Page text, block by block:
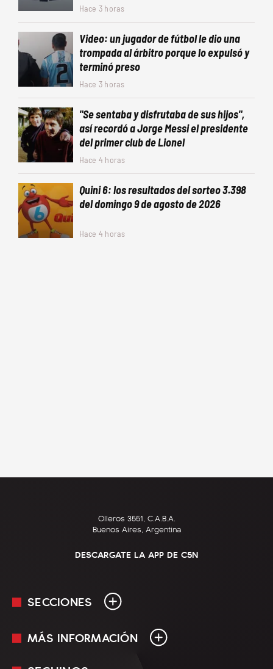
Hace 3 horas
Video: un jugador de fútbol le dio una
trompada al árbitro porque lo expulsó y
terminó preso
Hace 3 horas
"Se sentaba y disfrutaba de sus hijos",
así recordó a Jorge Messi el presidente
del primer club de Lionel
Hace 4 horas
Quini 6: los resultados del sorteo 3.398
del domingo 9 de agosto de 2026
Hace 4 horas
Olleros 3551, C.A.B.A.
Buenos Aires, Argentina
DESCARGATE LA APP DE C5N
SECCIONES
En Vivo
MÁS INFORMACIÓN